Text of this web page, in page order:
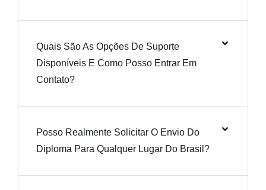
Quais São As Opções De Suporte
Disponíveis E Como Posso Entrar Em
Contato?
Posso Realmente Solicitar O Envio Do
Diploma Para Qualquer Lugar Do Brasil?